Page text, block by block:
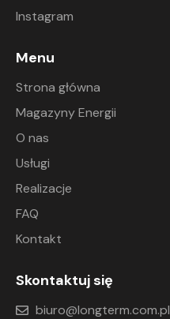
Instagram
Menu
Strona główna
Magazyny Energii
O nas
Usługi
Realizacje
FAQ
Kontakt
Skontaktuj się
biuro@longterm.com.pl